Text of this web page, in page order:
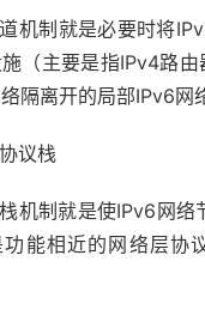
机制就是必要时将
（主要是指IPv4路
隔离开的局部IPv6网
议栈
机制就是使IPv6网
功能相近的网络层协